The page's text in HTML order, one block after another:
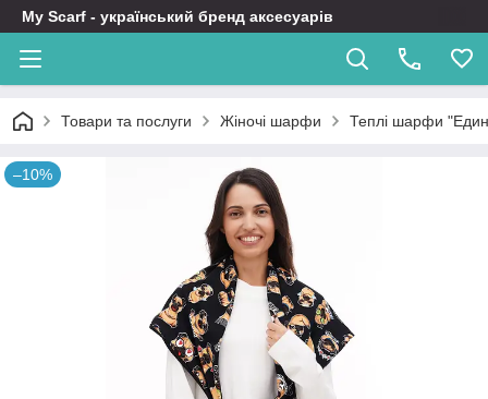
My Scarf - український бренд аксесуарів
Товари та послуги Жіночі шарфи Теплі шарфи
–10%